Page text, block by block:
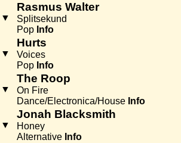
▼
Rasmus Walter
Splitsekund
Pop Info
▼
Hurts
Voices
Pop Info
▼
The Roop
On Fire
Dance/Electronica/House Info
▼
Jonah Blacksmith
Honey
Alternative Info